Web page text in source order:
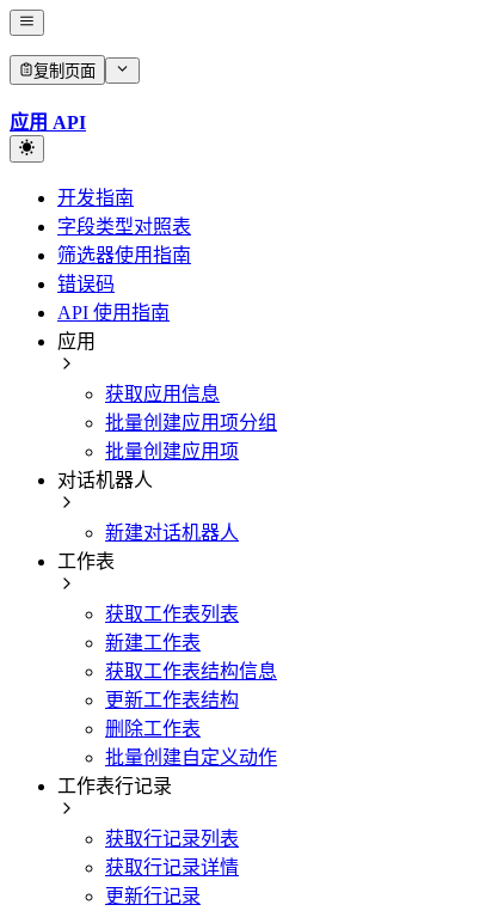
复制页面
应用 API
开发指南
字段类型对照表
筛选器使用指南
错误码
API 使用指南
应用
获取应用信息
批量创建应用项分组
批量创建应用项
对话机器人
新建对话机器人
工作表
获取工作表列表
新建工作表
获取工作表结构信息
更新工作表结构
删除工作表
批量创建自定义动作
工作表行记录
获取行记录列表
获取行记录详情
更新行记录